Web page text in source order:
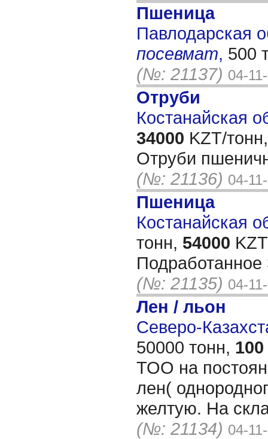
Пшеница
Павлодарская
посевмат, 500
(№: 21137) 04-
Отруби
Костанайская
34000 KZT/тонн,
Отруби
(№: 21136) 04-
Пшеница
Костанайская
тонн, 54000
(№: 21135) 04-
Лен / льон
Северо-
50000 тонн, 100
ТОО на
лен(
желтую. На
(№: 21134) 04-